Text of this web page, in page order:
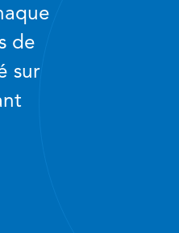
de
sur